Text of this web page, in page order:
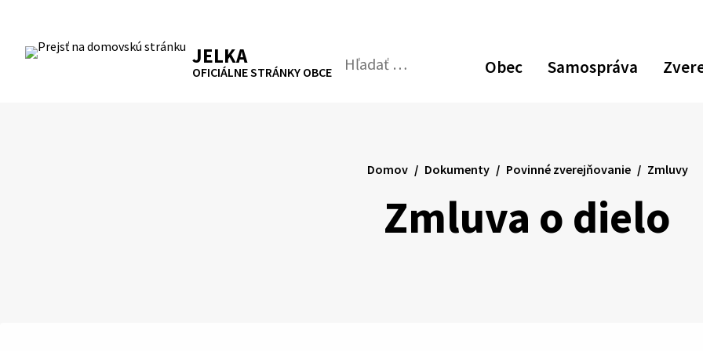
obsah
RSS Mapa Tlačiť
JELKA
OFICIÁLNE STRÁNKY OBCE Obec Samospráva
Hľadať:
Odoslať
Zmluva o dielo
Domov Dokumenty Povinné zverejňovanie Zmluvy